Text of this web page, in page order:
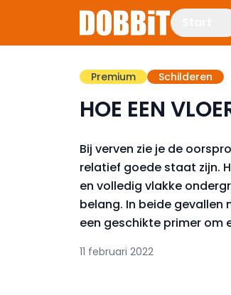
Premium Schilderen
HOE EEN
Bij verven zie je de
relatief goede staat zijn.
en volledig vlakke
belang. In beide gevallen
een geschikte primer om
11 februari 2022